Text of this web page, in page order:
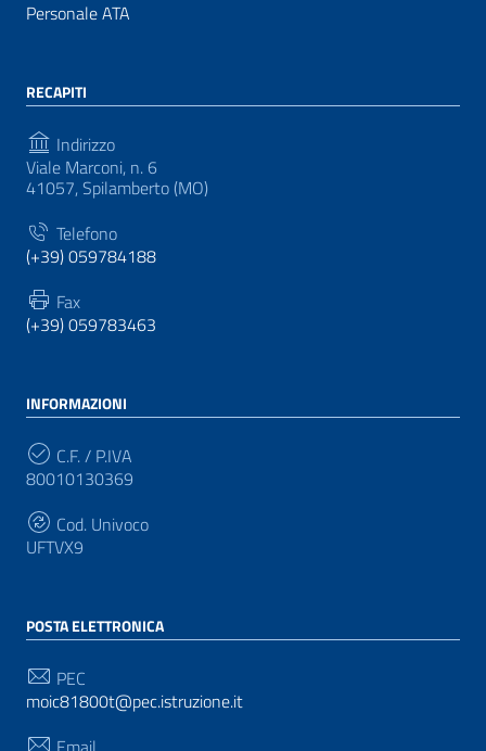
Personale ATA
RECAPITI
Indirizzo
Viale Marconi, n. 6
41057, Spilamberto (MO)
Telefono
(+39) 059784188
Fax
(+39) 059783463
INFORMAZIONI
C.F. / P.IVA
80010130369
Cod. Univoco
UFTVX9
POSTA ELETTRONICA
PEC
moic81800t@pec.istruzione.it